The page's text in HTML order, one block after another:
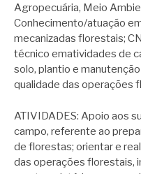
Agropecuária, Meio
Conhecimento/atuação
mecanizadas florestais;
técnico ematividades de
solo, plantio e
qualidade das operações
ATIVIDADES: Apoio aos
campo, referente ao
de florestas; orientar e
das operações florestais,